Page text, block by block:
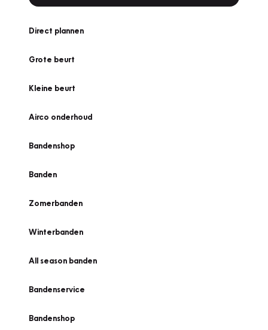
Direct plannen
Grote beurt
Kleine beurt
Airco onderhoud
Bandenshop
Banden
Zomerbanden
Winterbanden
All season banden
Bandenservice
Bandenshop